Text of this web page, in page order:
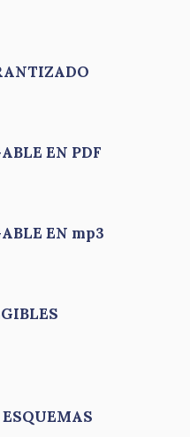
EN PDF
EN mp3